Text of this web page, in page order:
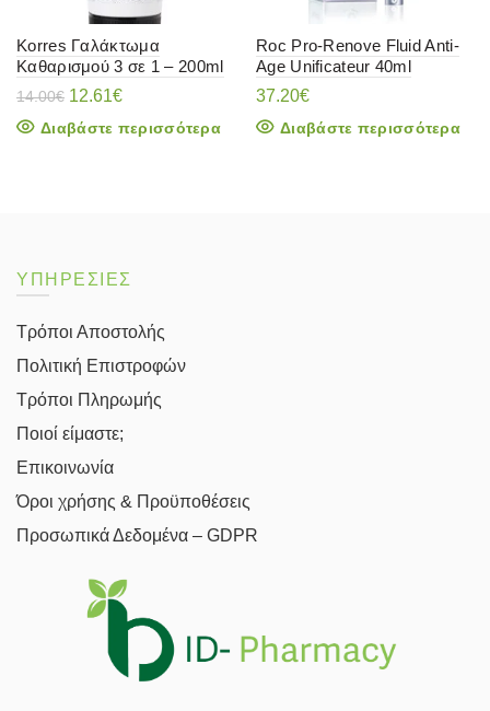
Korres Γαλάκτωμα
Καθαρισμού 3 σε 1 – 200ml
14.00€ Original
was:
12.61€Η
τιμή
Διαβάστε περισσότερα
Roc Pro-Renove Fluid Anti-
Age Unificateur 40ml
37.20€
Διαβάστε περισσότερα
ΥΠΗΡΕΣΙΕΣ
Τρόποι Αποστολής
Πολιτική Επιστροφών
Τρόποι Πληρωμής
Ποιοί είμαστε;
Επικοινωνία
Όροι χρήσης & Προϋποθέσεις
Προσωπικά Δεδομένα – GDPR